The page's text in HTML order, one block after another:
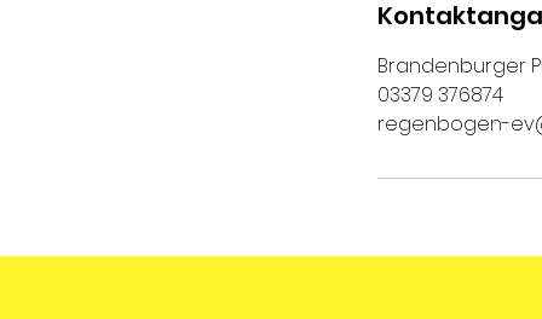
d
Brandenburger
03379 376874
regenbogen-